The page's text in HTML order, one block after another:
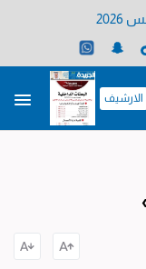
الارشيف